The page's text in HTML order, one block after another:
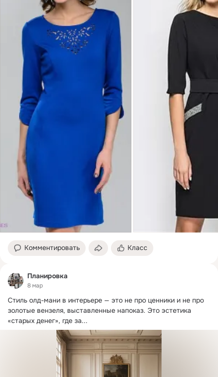
Комментировать Класс
Планировка
8 мар
Стиль олд-мани в интерьере — это не про ценники и не про
золотые вензеля, выставленные напоказ. Это эстетика
«старых денег», где за...